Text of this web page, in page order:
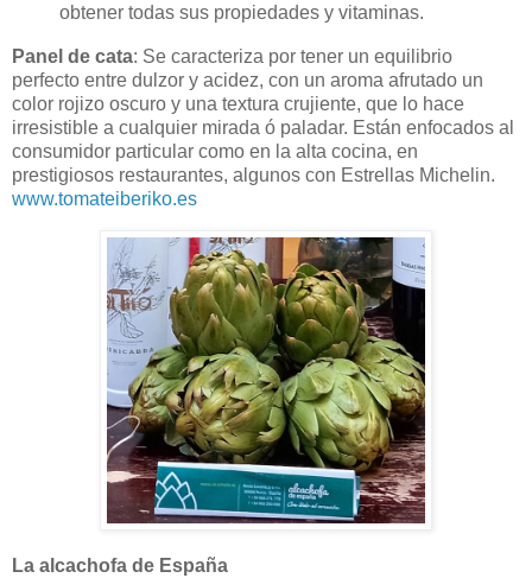
obtener todas sus propiedades y vitaminas.
Panel de cata: Se caracteriza por tener un equilibrio
perfecto entre dulzor y acidez, con un aroma afrutado un
color rojizo oscuro y una textura crujiente, que lo hace
irresistible a cualquier mirada ó paladar. Están enfocados al
consumidor particular como en la alta cocina, en
prestigiosos restaurantes, algunos con Estrellas Michelin.
www.tomateiberiko.es
La alcachofa de España